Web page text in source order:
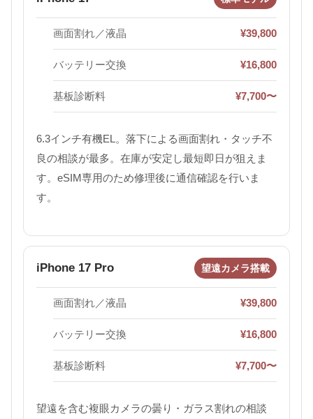
画面割れ／液晶 ¥39,800
バッテリー交換 ¥16,800
基板診断料 ¥7,700〜
6.3インチ有機EL。落下による画面割れ・タッチ不
良の相談が最多。在庫が安定し最短即日が狙えま
す。eSIM専用のため修理後に通信確認を行いま
す。
iPhone 17 Pro 望遠カメラ搭載
画面割れ／液晶 ¥39,800
バッテリー交換 ¥16,800
基板診断料 ¥7,700〜
望遠を含む複眼カメラの曇り・ガラス割れの相談